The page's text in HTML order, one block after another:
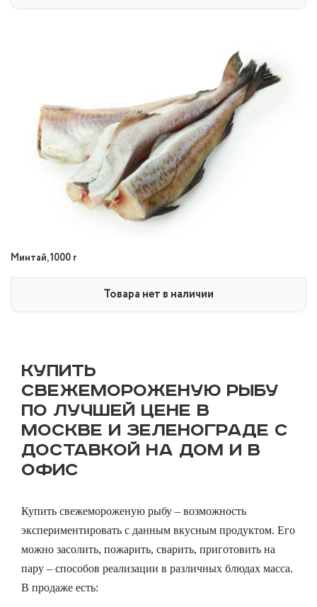
Минтай, 1000 г
Товара нет в наличии
КУПИТЬ
СВЕЖЕМОРОЖЕНУЮ РЫБУ
ПО ЛУЧШЕЙ ЦЕНЕ В
МОСКВЕ И ЗЕЛЕНОГРАДЕ С
ДОСТАВКОЙ НА ДОМ И В
ОФИС
Купить свежемороженую рыбу – возможность
экспериментировать с данным вкусным продуктом. Его
можно засолить, пожарить, сварить, приготовить на
пару – способов реализации в различных блюдах масса.
В продаже есть: